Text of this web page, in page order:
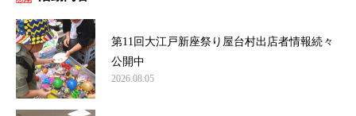
第11回大江戸新座祭り屋台村出店者情報続々
公開中
2026.08.05